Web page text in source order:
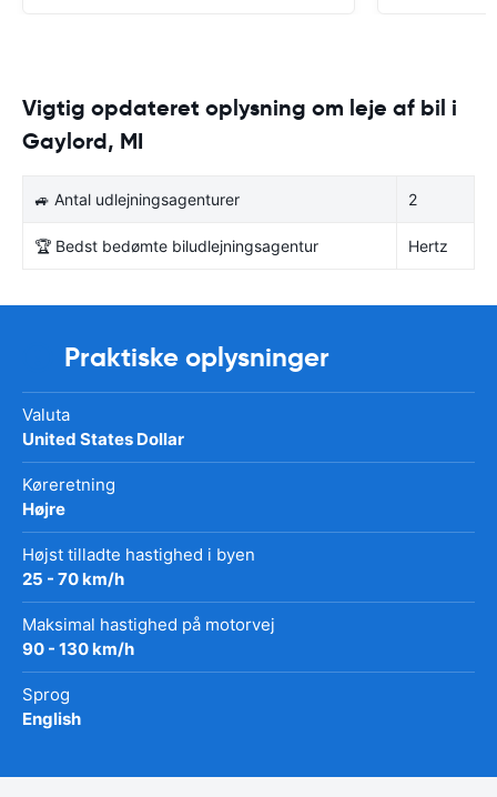
Vigtig opdateret oplysning om leje af bil i
Gaylord, MI
🚙 Antal udlejningsagenturer 2
🏆 Bedst bedømte biludlejningsagentur Hertz
Praktiske oplysninger
Valuta
United States Dollar
Køreretning
Højre
Højst tilladte hastighed i byen
25 - 70 km/h
Maksimal hastighed på motorvej
90 - 130 km/h
Sprog
English